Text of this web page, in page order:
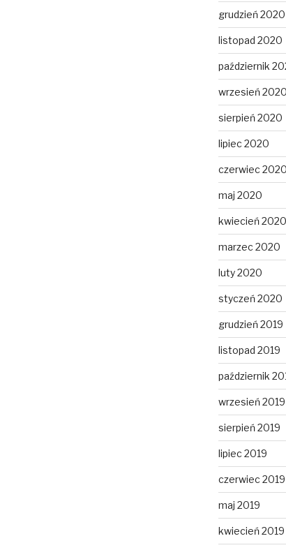
grudzień 2020
listopad 2020
październik
wrzesień
sierpień 2020
lipiec 2020
czerwiec
maj 2020
kwiecień 2020
marzec 2020
luty 2020
styczeń 2020
grudzień 2019
listopad 2019
październik
wrzesień 2019
sierpień 2019
lipiec 2019
czerwiec 2019
maj 2019
kwiecień 2019